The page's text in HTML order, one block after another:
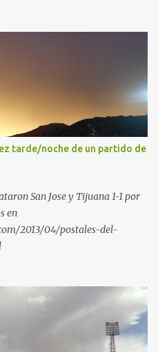
tarde/noche de un partido de
San Jose y Tijuana 1-1 por
en
2013/04/postales-del-